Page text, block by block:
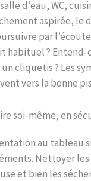
d’eau, WC,
aspirée, le
par l’écoute
habituel ? Entend-
cliquetis ? Les
vers la bonne
soi-même, en
au tableau
Nettoyer les
et bien les